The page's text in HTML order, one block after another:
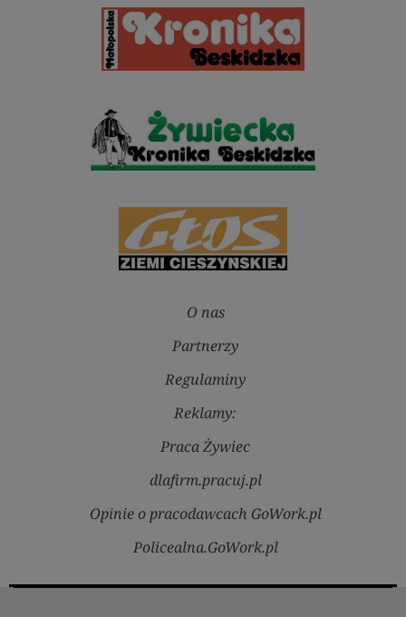
O nas
Partnerzy
Regulaminy
Reklamy:
Praca Żywiec
dlafirm.pracuj.pl
Opinie o pracodawcach GoWork.pl
Policealna.GoWork.pl